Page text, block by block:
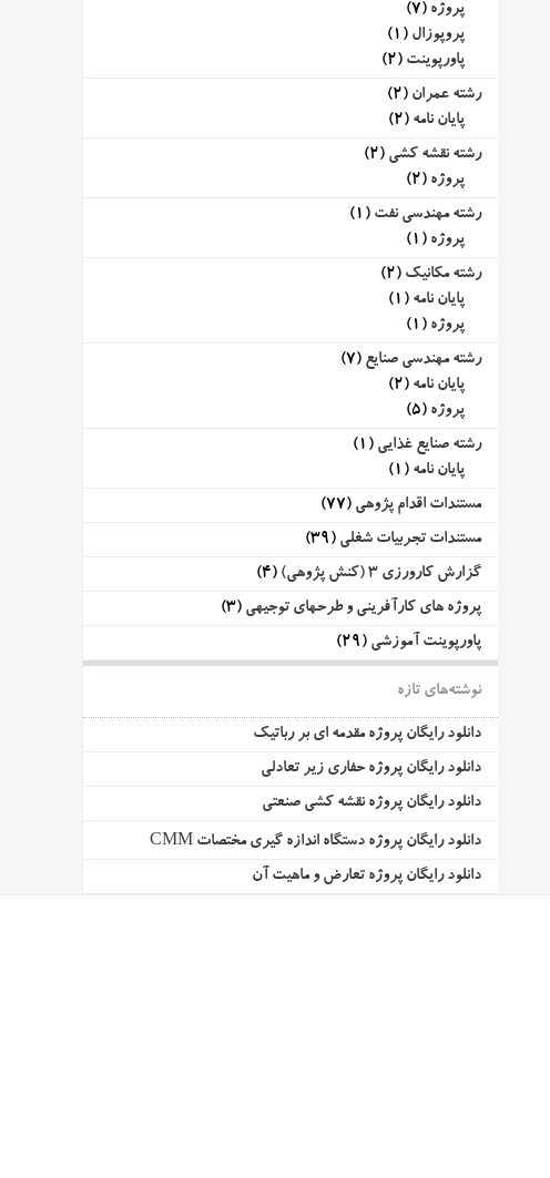
پروژه (7)
پروپوزال (1)
پاورپوینت (2)
رشته عمران (2)
پایان نامه (2)
رشته نقشه کشی (2)
پروژه (2)
رشته مهندسی نفت (1)
پروژه (1)
رشته مکانیک (2)
پایان نامه (1)
پروژه (1)
رشته مهندسی صنایع (7)
پایان نامه (2)
پروژه (5)
رشته صنایع غذایی (1)
پایان نامه (1)
مستندات اقدام پژوهی (77)
مستندات تجربیات شغلی (39)
گزارش کارورزی 3 (کنش پژوهی)
(4)
پروژه های کارآفرینی و طرحهای توجیهی (3)
پاورپوینت آموزشی (29)
نوشته‌های تازه
دانلود رایگان پروژه مقدمه ای بر رباتیک
دانلود رایگان پروژه حفاری زیر تعادلی
دانلود رایگان پروژه نقشه کشی صنعتی
دانلود رایگان پروژه دستگاه اندازه گیری مختصات CMM
دانلود رایگان پروژه تعارض و ماهیت آن